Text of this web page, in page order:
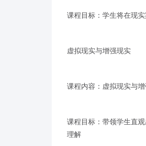
课程目标：学生将在现
虚拟现实与增强现实
课程内容：虚拟现实与
课程目标：带领学生直
理解